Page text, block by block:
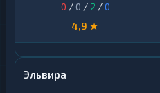
0 / 0 / 2 /0
4,9 ★
Эльвира